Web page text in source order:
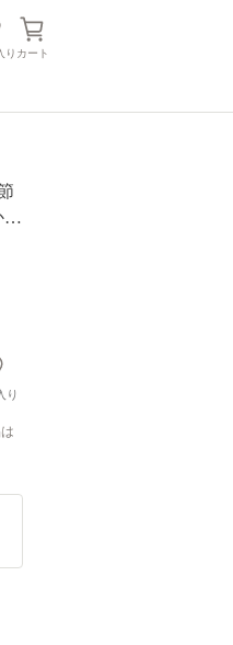
り カート
ん
り